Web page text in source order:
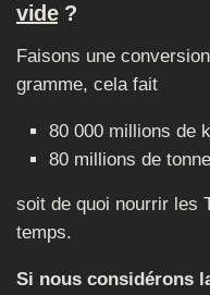
vide?
Faisons une
gramme, cela fait
80 000 millions de
80 millions de
soit de quoi nourrir les
temps.
Si nous considérons